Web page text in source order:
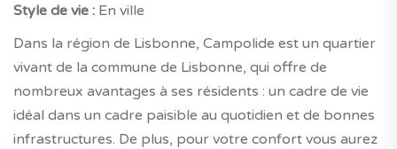
Style de vie : En ville
Dans la région de Lisbonne, Campolide est un quartier
vivant de la commune de Lisbonne, qui offre de
nombreux avantages à ses résidents : un cadre de vie
idéal dans un cadre paisible au quotidien et de bonnes
infrastructures. De plus, pour votre confort vous aurez